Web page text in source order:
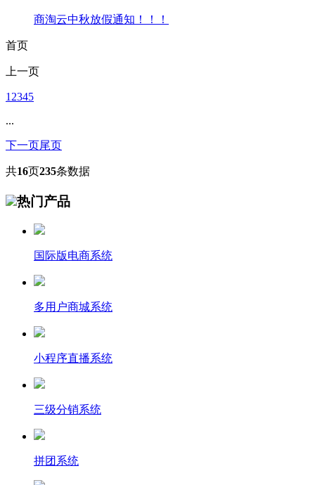
商淘云中秋放假通知！！！
首页
上一页
1 2345
...
下一页尾页
共16页235条数据
热门产品
国际版电商系统
多用户商城系统
小程序直播系统
三级分销系统
拼团系统